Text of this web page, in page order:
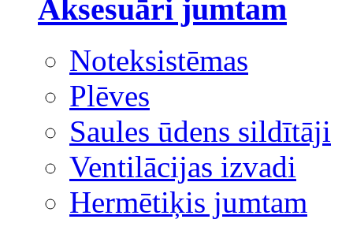
Aksesuāri jumtam
Noteksistēmas
Plēves
Saules ūdens sildītāji
Ventilācijas izvadi
Hermētiķis jumtam